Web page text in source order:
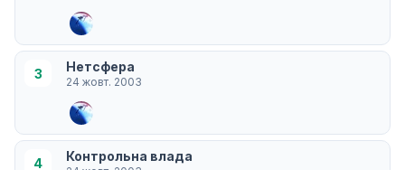
3 Нетсфера
24 жовт. 2003
4 Контрольна влада
24 жовт. 2003